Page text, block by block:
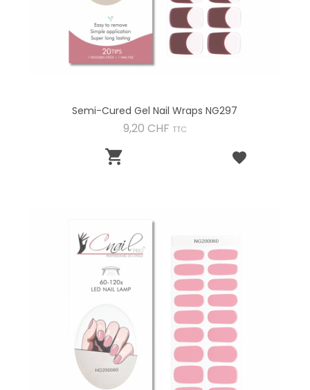
Semi-Cured Gel Nail Wraps NG297
9,20 CHF Preis
TTC
